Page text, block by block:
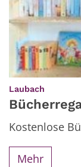
Laubach
Kostenlose
Mehr